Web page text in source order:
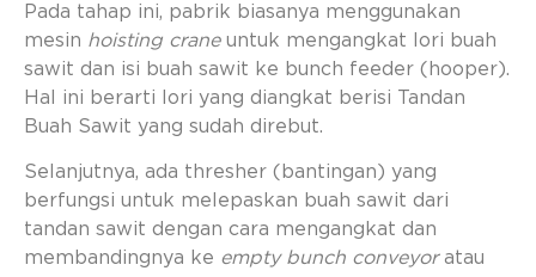
Pada tahap ini, pabrik biasanya menggunakan
mesin hoisting craneuntuk mengangkat lori buah
sawit dan isi buah sawit ke bunch feeder (hooper).
Hal ini berarti lori yang diangkat berisi Tandan
Buah Sawit yang sudah direbut.
Selanjutnya, ada thresher (bantingan) yang
berfungsi untuk melepaskan buah sawit dari
tandan sawit dengan cara mengangkat dan
membandingnya ke empty bunch conveyor atau